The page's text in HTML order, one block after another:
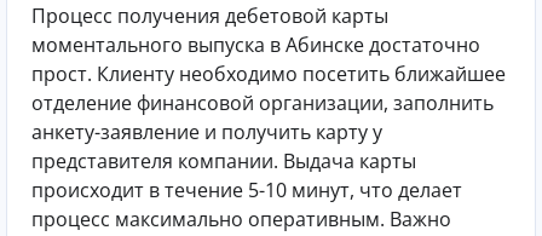
Процесс получения дебетовой карты
моментального выпуска в Абинске достаточно
прост. Клиенту необходимо посетить ближайшее
отделение финансовой организации, заполнить
анкету-заявление и получить карту у
представителя компании. Выдача карты
происходит в течение 5-10 минут, что делает
процесс максимально оперативным. Важно